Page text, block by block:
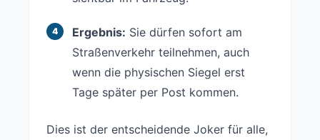
Ergebnis: Sie dürfen sofort am
Straßenverkehr teilnehmen, auch
wenn die physischen Siegel erst
Tage später per Post kommen.
Dies ist der entscheidende Joker für alle,